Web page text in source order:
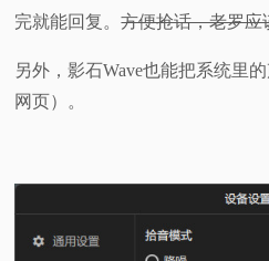
完就能回复。方便抢话，老罗应
另外，影石Wave也能把系统里
网页）。